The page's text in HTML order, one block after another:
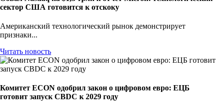
сектор США готовится к отскоку
Американский технологический рынок демонстрирует
признаки...
Читать новость
Комитет ECON одобрил закон о цифровом евро: ЕЦБ
готовит запуск CBDC к 2029 году